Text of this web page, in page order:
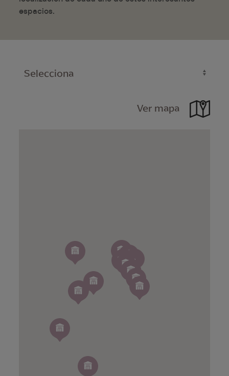
espacios.
Ver mapa